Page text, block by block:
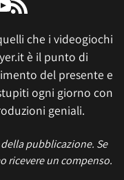
che i videogiochi
è il punto di
del presente e
ogni giorno con
geniali.
pubblicazione. Se
ricevere un compenso.